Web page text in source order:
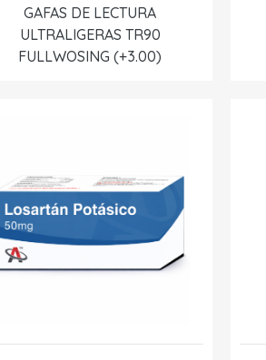
GAFAS DE LECTURA
ULTRALIGERAS TR90
FULLWOSING (+3.00)